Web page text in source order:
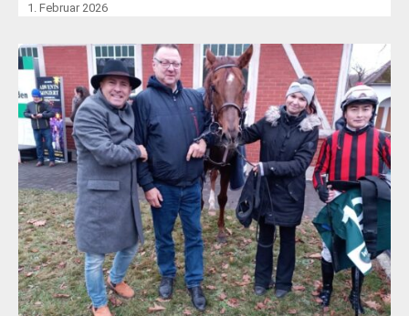
1. Februar 2026